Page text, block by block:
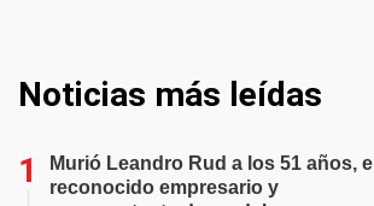
Noticias más leídas
Murió Leandro Rud a los 51 años, el
reconocido empresario y